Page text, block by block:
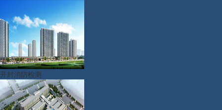
开封消防检测